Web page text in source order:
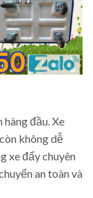
đầu. Xe
không dễ
xe đẩy chuyên
an toàn và